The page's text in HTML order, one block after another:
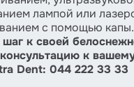
лампой или
с помощью капы.
к своей
к
Dent: 044 222 33 33